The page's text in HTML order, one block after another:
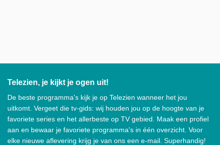
Telezien, je kijkt je ogen uit!
De beste programma's kijk je op Telezien wanneer het jou
uitkomt. Vergeet die tv-gids: wij houden jou op de hoogte van je
favoriete series en het allerbeste op TV gebied. Maak een profiel
aan en bewaar je favoriete programma's in één overzicht. Voor
elke nieuwe aflevering krijg je van ons een e-mail. Superhandig!